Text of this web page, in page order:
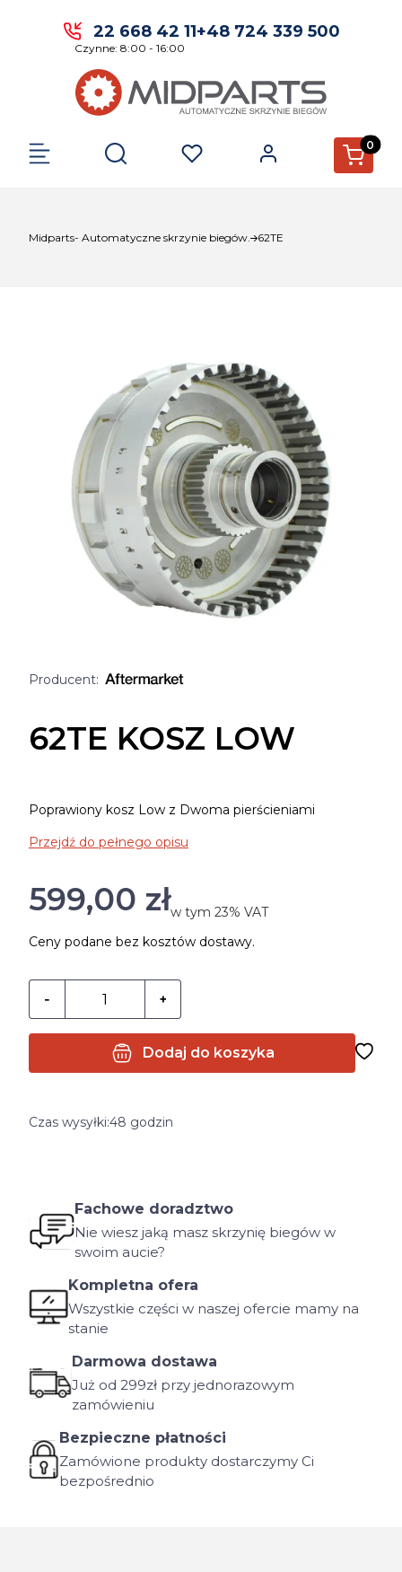
22 668 42 11
Czynne: 8:00 - 16:00
+48 724 339 500
Otwórz wyszukiwarkę Produkty
Midparts- Automatyczne skrzynie biegów. 62TE
62TE KOSZ LOW
Poprawiony kosz Low z Dwoma pierścieniami
Przejdź do pełnego opisu
Cena
599,00 złw tym 23% VAT
w tym 23% VAT
Ceny podane bez kosztów dostawy.
Dodaj do koszyka
Czas wysyłki:48 godzin
Fachowe doradztwo
Nie wiesz jaką masz skrzynię biegów w
swoim aucie?
Kompletna ofera
Wszystkie części w naszej ofercie mamy na
stanie
Darmowa dostawa
Już od 299zł przy jednorazowym
zamówieniu
Bezpieczne płatności
Zamówione produkty dostarczymy Ci
bezpośrednio